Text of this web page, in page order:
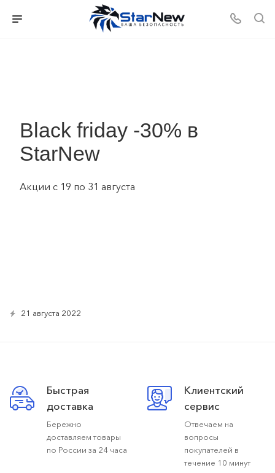
Black friday -30% в
StarNew
Акции с 19 по 31 августа
21 августа 2022
Быстрая
доставка
Бережно
доставляем товары
по России за 24 часа
Клиентский
сервис
Отвечаем на
вопросы
покупателей в
течение 10 минут